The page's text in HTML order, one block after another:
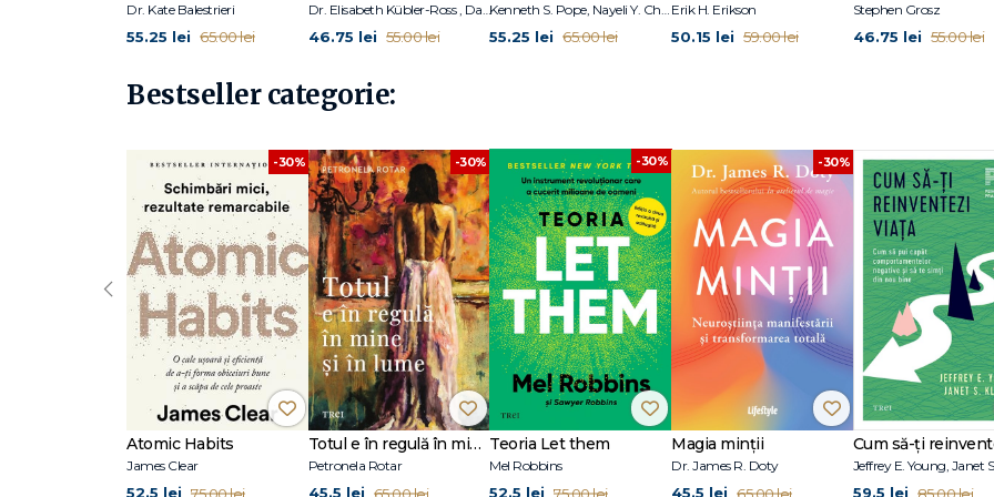
Dr. Kate Balestrieri
55.25 lei 65.00 lei
Dr. Elisabeth Kübler-Ross , David Kessler
46.75 lei 55.00 lei 55.25 lei 65.00 lei
Erik H. Erikson
50.15 lei 59.00 lei
Stephen Grosz
46.75 lei 55.00 lei
Bestseller categorie:
-30%
Atomic Habits
James Clear
52.5 lei
-30%
Totul e în regulă în mine și în lume
Petronela Rotar
45.5 lei
-30%
Teoria Let them
Mel Robbins
52.5 lei
-30%
Magia minții
Dr. James R. Doty
45.5 lei 59.5 lei
‹